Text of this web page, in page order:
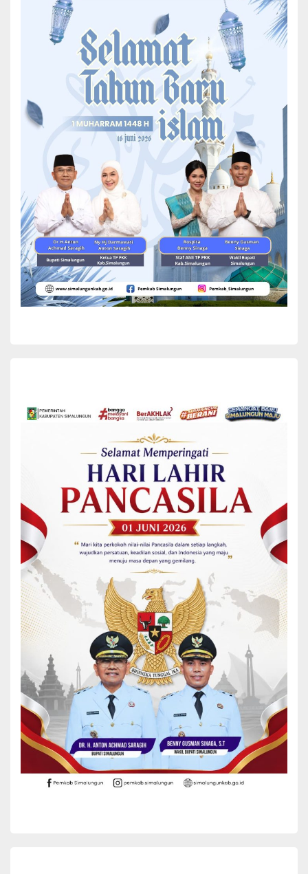
Acara mengusung tema “Satu Misi, Satu Aksi Mewujudkan Negeri”
dibuka langsung oleh Gubernur Kepulauan Riau, H. Ansar Ahmad,
dan diikuti oleh para Bupati dari seluruh wilayah Indonesia.
Rakernas XVII APKASI direncanakan berjalan hingga tanggal 20
Januari 2026, sebagai forum strategis bagi pemerintah kabupaten
untuk memperkuat kolaborasi antar daerah, meningkatkan peran
APKASI secara keseluruhan, serta menjembatani aspirasi daerah
kepada Pemerintah Pusat.
Pada hari pertama pelaksanaan, agenda terfokus pada acara
pembukaan yang disertai dengan peluncuran buku berjudul “25
Praktik Terbaik Pemerintah Kabupaten”, sebuah publikasi yang
memuat berbagai inovasi dan praktik unggulan dari pemerintah
kabupaten di Indonesia dalam penyelenggaraan pemerintahan dan
pelayanan publik.
Pembahasan materi-materi strategis akan dilanjutkan pada hari
Senin dan Selasa mendatang, melalui serangkaian forum dialogis.
Beberapa topik yang akan dibahas antara lain penguatan ekonomi
Selain forum dialogis, agenda Rakernas juga mencakup sidang
Investasi Daerah (PPID) APKASI yang diharapkan akan diresmikan
oleh Menteri Dalam Negeri Republik Indonesia.
Pemerintah Kabupaten Simalungun melalui Bupati Anton Achmad
Saragih menegaskan komitmennya untuk terus berperan aktif
dalam forum nasional APKASI, guna memperkuat sinergi antara
pusat dan daerah serta mendorong percepatan pembangunan
daerah yang berkelanjutan.(*)